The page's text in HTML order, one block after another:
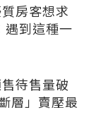
房客想求
遇到這種一
待售量破
層」賣壓最